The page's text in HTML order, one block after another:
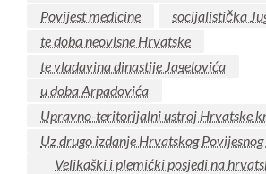
Povijest medicine
socijalistička
te doba neovisne Hrvatske
te vladavina dinastije Jagelovića
u doba Arpadovića
Upravno-teritorijalni ustroj Hrvatske
Uz drugo izdanje Hrvatskog
Velikaški i plemićki posjedi na